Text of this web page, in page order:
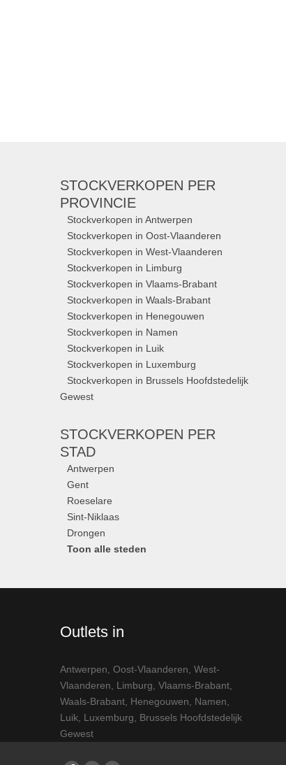
STOCKVERKOPEN PER
PROVINCIE
Stockverkopen in Antwerpen
Stockverkopen in Oost-Vlaanderen
Stockverkopen in West-Vlaanderen
Stockverkopen in Limburg
Stockverkopen in Vlaams-Brabant
Stockverkopen in Waals-Brabant
Stockverkopen in Henegouwen
Stockverkopen in Namen
Stockverkopen in Luik
Stockverkopen in Luxemburg
Stockverkopen in Brussels Hoofdstedelijk
Gewest
STOCKVERKOPEN PER
STAD
Antwerpen
Gent
Roeselare
Sint-Niklaas
Drongen
Toon alle steden
Outlets in
Antwerpen ,Oost-Vlaanderen ,West-
Vlaanderen
Limburg ,Vlaams-Brabant
Waals-Brabant Henegouwen Namen
Luik Luxemburg
Brussels Hoofdstedelijk
Gewest